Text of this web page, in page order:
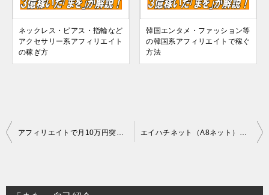
ネックレス・ピアス・指輪など
アクセサリー系アフィリエイト
の稼ぎ方
韓国エンタメ・ファッション等
の韓国系アフィリエイトで稼ぐ
方法
投
ビ